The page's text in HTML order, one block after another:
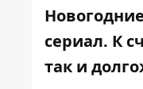
сериал. К
так и